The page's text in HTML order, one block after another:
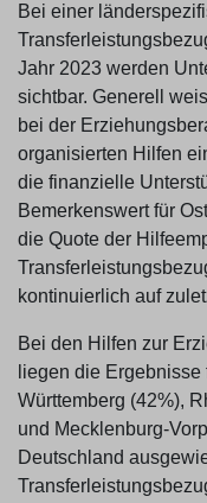
Bei einer
Jahr 2023 werden
sichtbar. Generell
bei der
organisierten Hilfen
die finanzielle
Bemerkenswert für
die Quote der
kontinuierlich auf
Bei den Hilfen zur
liegen die
Württemberg (42%),
und Mecklenburg-
Deutschland